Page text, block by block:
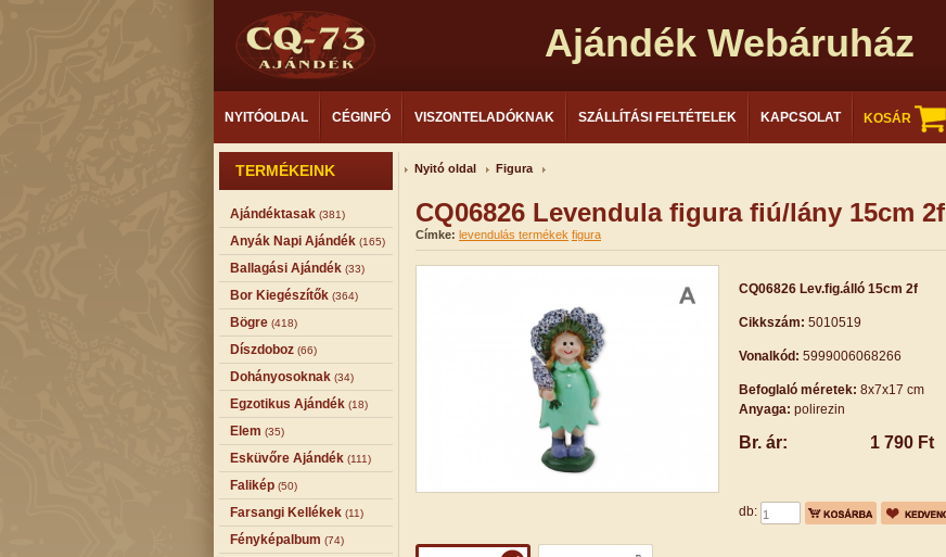
Ajándék Webáruház
NYITÓOLDAL CÉGINFÓ VISZONTELADÓKNAK SZÁLLÍTÁSI FELTÉTELEK KAPCSOLAT KOSÁR
TERMÉKEINK
Ajándéktasak (381)
Anyák Napi Ajándék (165)
Ballagási Ajándék (33)
Bor Kiegészítők (364)
Bögre (418)
Díszdoboz (66)
Dohányosoknak (34)
Egzotikus Ajándék (18)
Elem (35)
Esküvőre Ajándék (111)
Falikép (50)
Farsangi Kellékek (11)
Fényképalbum (74)
Nyitó oldal Figura
CQ06826 Levendula figura fiú/lány 15cm 2f
Címke: levendulás termékek figura
CQ06826 Lev.fig.álló 15cm 2f
Cikkszám: 5010519
Vonalkód: 5999006068266
Befoglaló méretek: 8x7x17 cm
Anyaga: polirezin
Br. ár: 1 790 Ft
db: